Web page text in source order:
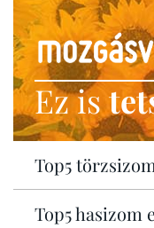
Ez is
Top5
Top5 hasizom